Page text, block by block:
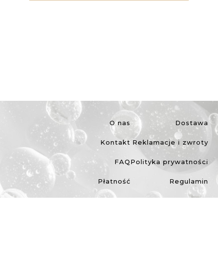
O nas
Kontakt
FAQ
Płatność
Dostawa
Reklamacje i zwroty
Polityka prywatności
Regulamin